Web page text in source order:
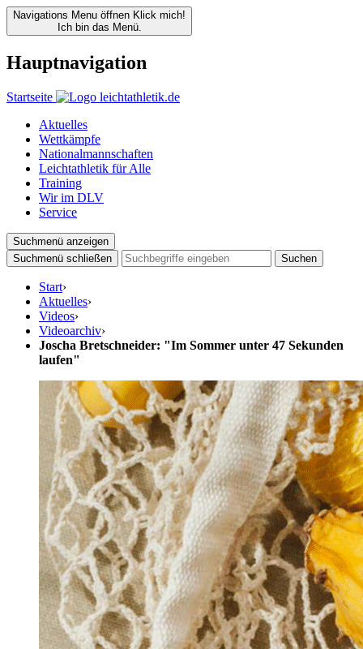
Navigations Menu öffnen Klick mich!
Ich bin das Menü.
Hauptnavigation
Startseite
Aktuelles
Wettkämpfe
Nationalmannschaften
Leichtathletik für Alle
Training
Wir im DLV
Service
Suchmenü anzeigen
Suchmenü schließen
Suchen
Start›
Aktuelles›
Videos›
Videoarchiv›
Joscha Bretschneider: "Im Sommer unter 47 Sekunden
laufen"